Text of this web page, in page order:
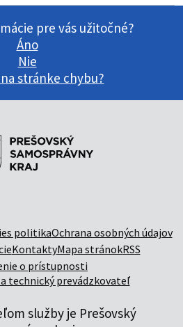
pre vás užitočné?
Áno
Nie
stránke chybu?
politikaOchrana osobných údajov
KontaktyMapa stránokRSS
o prístupnosti
technický prevádzkovateľ
služby je Prešovský